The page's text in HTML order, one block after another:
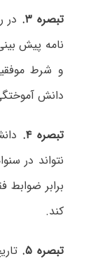
تبصره۳. در
نامه پیش
و شرط
دانش
تبصره۴.
نتواند در
برابر ضوابط
کند.
تبصره ۵.